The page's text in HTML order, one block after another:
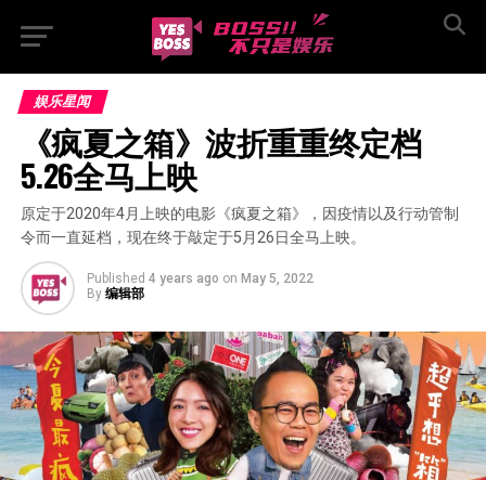
娱乐星闻
《疯夏之箱》波折重重终定档
5.26全马上映
原定于2020年4月上映的电影《疯夏之箱》，因疫情以及行动管制
令而一直延档，现在终于敲定于5月26日全马上映。
Published 4 years ago on May 5, 2022
By 编辑部